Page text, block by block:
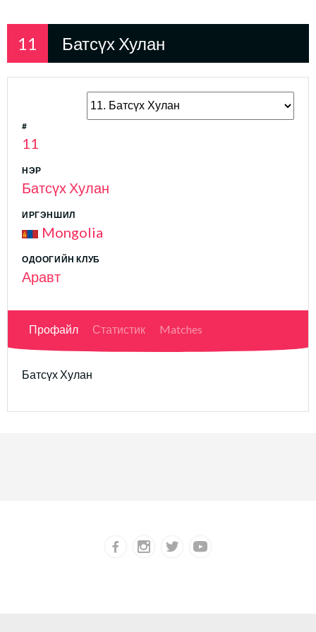
11 Батсүх Хулан
#
11
НЭР
Батсүх Хулан
ИРГЭНШИЛ
Mongolia
ОДООГИЙН КЛУБ
Аравт
Профайл Статистик Matches
Батсүх Хулан